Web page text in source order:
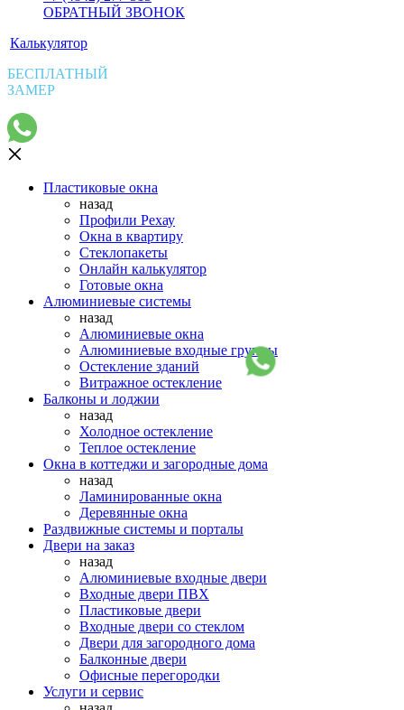
ОБРАТНЫЙ ЗВОНОК
Калькулятор
БЕСПЛАТНЫЙ
ЗАМЕР
Пластиковые окна
назад
Профили Рехау
Окна в квартиру
Стеклопакеты
Онлайн калькулятор
Готовые окна
Алюминиевые системы
назад
Алюминиевые окна
Алюминиевые входные группы
Остекление зданий
Витражное остекление
Балконы и лоджии
назад
Холодное остекление
Теплое остекление
Окна в коттеджи и загородные дома
назад
Ламинированные окна
Деревянные окна
Раздвижные системы и порталы
Двери на заказ
назад
Алюминиевые входные двери
Входные двери ПВХ
Пластиковые двери
Входные двери со стеклом
Двери для загородного дома
Балконные двери
Офисные перегородки
Услуги и сервис